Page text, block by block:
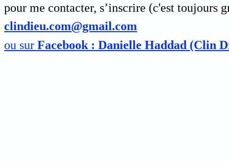
pour me contacter, s’inscrire (c'est toujours
clindieu.com@gmail.com
ou surFacebook : Danielle Haddad (Clin